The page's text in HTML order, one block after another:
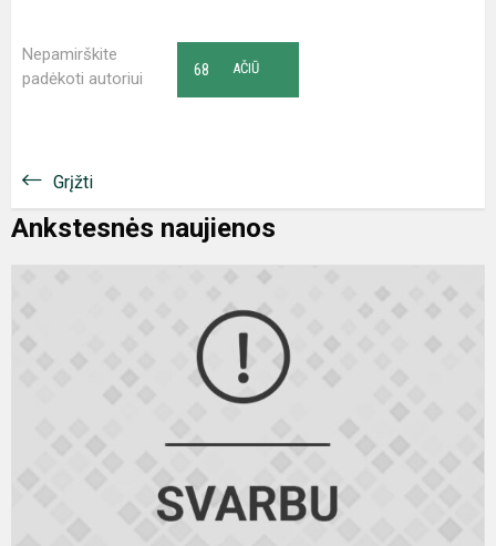
Nepamirškite
padėkoti autoriui
AČIŪ
68
Grįžti
Ankstesnės naujienos